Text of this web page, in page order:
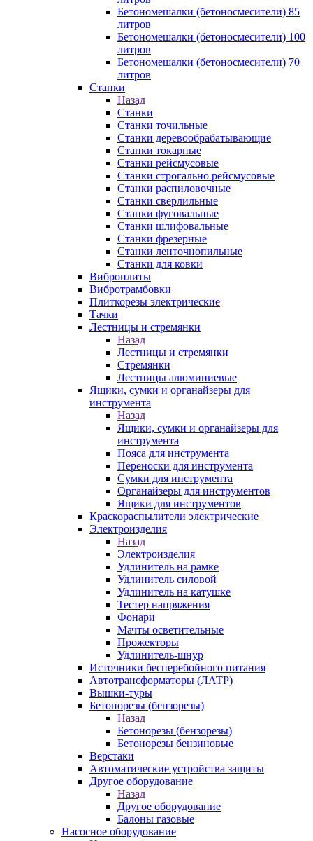
Бетономешалки (бетоносмесители) 85
литров
Бетономешалки (бетоносмесители) 100
литров
Бетономешалки (бетоносмесители) 70
литров
Станки
Назад
Станки
Станки точильные
Станки деревообрабатывающие
Станки токарные
Станки рейсмусовые
Станки строгально рейсмусовые
Станки распиловочные
Станки сверлильные
Станки фуговальные
Станки шлифовальные
Станки фрезерные
Станки ленточнопильные
Станки для ковки
Виброплиты
Вибротрамбовки
Плиткорезы электрические
Тачки
Лестницы и стремянки
Назад
Лестницы и стремянки
Стремянки
Лестницы алюминиевые
Ящики, сумки и органайзеры для
инструмента
Назад
Ящики, сумки и органайзеры для
инструмента
Пояса для инструмента
Переноски для инструмента
Сумки для инструмента
Органайзеры для инструментов
Ящики для инструментов
Краскораспылители электрические
Электроизделия
Назад
Электроизделия
Удлинитель на рамке
Удлинитель силовой
Удлинитель на катушке
Тестер напряжения
Фонари
Мачты осветительные
Прожекторы
Удлинитель-шнур
Источники бесперебойного питания
Автотрансформаторы (ЛАТР)
Вышки-туры
Бетонорезы (бензорезы)
Назад
Бетонорезы (бензорезы)
Бетонорезы бензиновые
Верстаки
Автоматические устройства защиты
Другое оборудование
Назад
Другое оборудование
Балоны газовые
Насосное оборудование